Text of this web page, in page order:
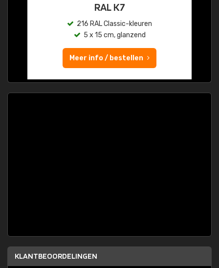
RAL K7
216 RAL Classic-kleuren
5 x 15 cm, glanzend
Meer info / bestellen
KLANTBEOORDELINGEN